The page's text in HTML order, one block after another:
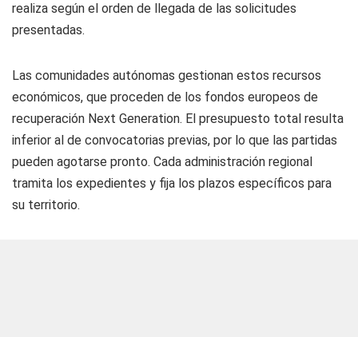
realiza según el orden de llegada de las solicitudes
presentadas.
Las comunidades autónomas gestionan estos recursos
económicos, que proceden de los fondos europeos de
recuperación Next Generation. El presupuesto total resulta
inferior al de convocatorias previas, por lo que las partidas
pueden agotarse pronto. Cada administración regional
tramita los expedientes y fija los plazos específicos para
su territorio.